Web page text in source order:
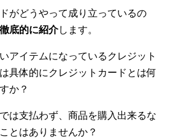
がどうやって成り立っているの
底的に紹介します。
アイテムになっているクレジット
具体的にクレジットカードとは何
か？
は支払わず、商品を購入出来るな
とはありませんか？